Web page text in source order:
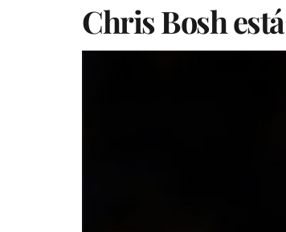
Chris Bosh